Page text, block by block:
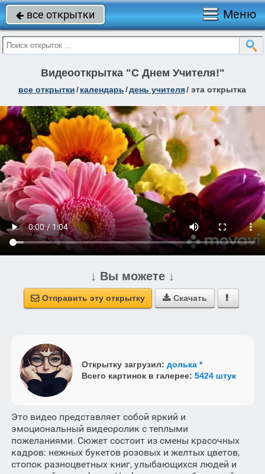
 все открытки Меню
Видеооткрытка "С Днем Учителя!"
все открытки/ календарь/день учителя/ эта открытка
↓ Вы можете ↓
 Отправить эту открытку  Скачать 
Открытку загрузил: долька *
Всего картинок в галерее: 5424 штук
Это видео представляет собой яркий и
эмоциональный видеоролик с теплыми
пожеланиями. Сюжет состоит из смены красочных
кадров: нежных букетов розовых и желтых цветов,
стопок разноцветных книг, улыбающихся людей и